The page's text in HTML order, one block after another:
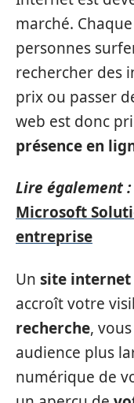
marché.
personnes
rechercher des
prix ou passer
web est donc
présence en
Lire également :
Microsoft
entreprise
Un site internet
accroît votre
recherche,
audience plus
numérique de